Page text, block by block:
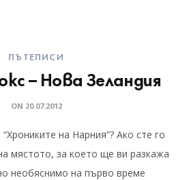
ПЪТЕПИСИ
– Нова Зеландия
ON 20.07.2012
на Нарния”? Ако сте го
мястото, за което ще ви разкажа
необяснимо на първо време